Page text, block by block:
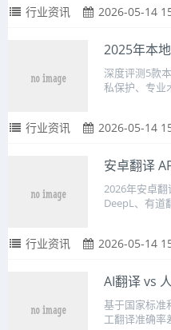
行业资讯 2026-05-14
2025年本
深度评测5款
私保护、专业
行业资讯 2026-05-14
安卓翻译
2026年安卓翻
DeepL、有道
行业资讯 2026-05-14
AI翻译 vs
基于国家标准
工翻译准确率